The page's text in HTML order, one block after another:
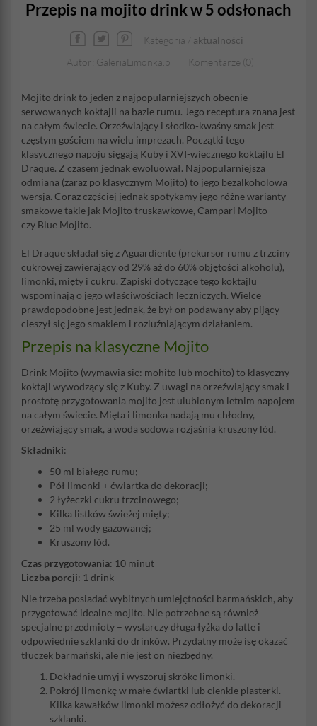
Przepis na mojito drink w 5 odsłonach
Kategoria / aktualności
Autor: GaleriaLimonka.pl
Komentarze (0)
Mojito drink to jeden z najpopularniejszych obecnie
serwowanych koktajli na bazie rumu. Jego receptura znana jest
na całym świecie. Orzeźwiający i słodko-kwaśny smak jest
częstym gościem na wielu imprezach. Początki tego
klasycznego napoju sięgają Kuby i XVI-wiecznego koktajlu El
Draque. Z czasem jednak ewoluował. Najpopularniejsza
odmiana (zaraz po klasycznym Mojito) to jego bezalkoholowa
wersja. Coraz częściej jednak spotykamy jego różne warianty
smakowe takie jak Mojito truskawkowe, Campari Mojito
czy Blue Mojito.
El Draque składał się z Aguardiente (prekursor rumu z trzciny
cukrowej zawierający od 29% aż do 60% objętości alkoholu),
limonki, mięty i cukru. Zapiski dotyczące tego koktajlu
wspominają o jego właściwościach leczniczych. Wielce
prawdopodobne jest jednak, że był on podawany aby pijący
cieszył się jego smakiem i rozluźniającym działaniem.
Przepis na klasyczne Mojito
Drink Mojito (wymawia się: mohito lub mochito) to klasyczny
koktajl wywodzący się z Kuby. Z uwagi na orzeźwiający smak i
prostotę przygotowania mojito jest ulubionym letnim napojem
na całym świecie. Mięta i limonka nadają mu chłodny,
orzeźwiający smak, a woda sodowa rozjaśnia kruszony lód.
Składniki:
50 ml białego rumu;
Pół limonki + ćwiartka do dekoracji;
2 łyżeczki cukru trzcinowego;
Kilka listków świeżej mięty;
25 ml wody gazowanej;
Kruszony lód.
Czas przygotowania: 10 minut
Liczba porcji: 1 drink
Nie trzeba posiadać wybitnych umiejętności barmańskich, aby
przygotować idealne mojito. Nie potrzebne są również
specjalne przedmioty – wystarczy długa łyżka do latte i
odpowiednie szklanki do drinków. Przydatny może isę okazać
tłuczek barmański, ale nie jest on niezbędny.
Dokładnie umyj i wyszoruj skrókę limonki.
Pokrój limonkę w małe ćwiartki lub cienkie plasterki.
Kilka kawałków limonki możesz odłożyć do dekoracji
szklanki.